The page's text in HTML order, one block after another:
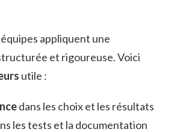
appliquent une
et rigoureuse. Voici
utile :
dans les choix et les résultats
les tests et la documentation